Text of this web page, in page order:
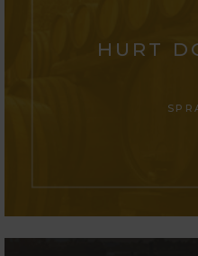
HURT